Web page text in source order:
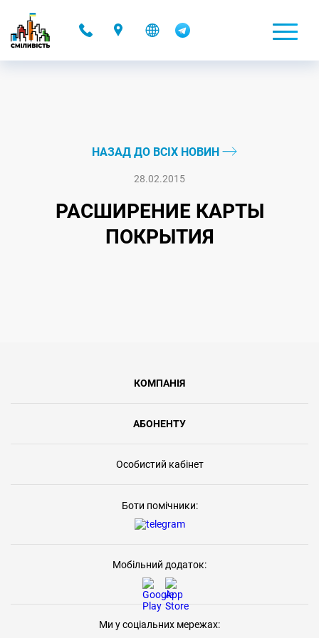
НАЗАД ДО ВСІХ НОВИН
28.02.2015
РАСШИРЕНИЕ КАРТЫ
ПОКРЫТИЯ
КОМПАНІЯ
АБОНЕНТУ
Особистий кабінет
Боти помічники:
Мобільний додаток:
Ми у соціальних мережах: